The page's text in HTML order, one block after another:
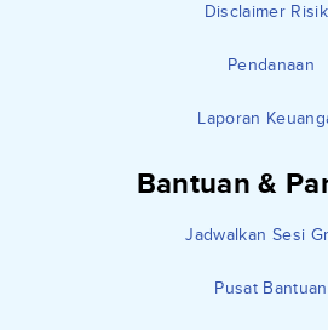
Disclaimer
Pendanaan
Laporan
Bantuan &
Jadwalkan Sesi
Pusat Bantuan